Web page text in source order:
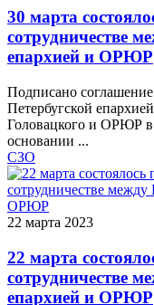
30 марта
сотрудничестве
епархией и ОРЮР
Подписано
Петербугской
Головацкого и ОРЮР в
основании ...
СЗО
22 марта 2023
22 марта
сотрудничестве
епархией и ОРЮР